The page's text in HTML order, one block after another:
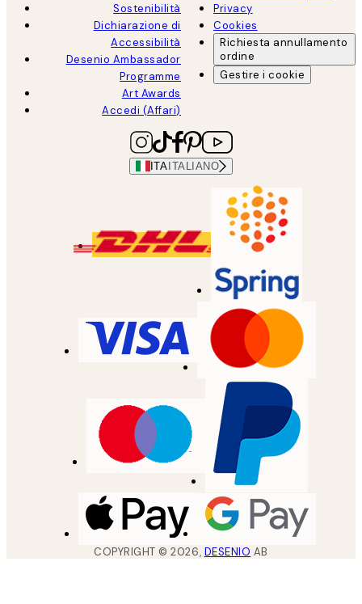
Sostenibilità
Dichiarazione di
Accessibilità
Desenio Ambassador
Programme
Art Awards
Accedi (Affari)
Privacy
Cookies
Richiesta annullamento
ordine
Gestire i cookie
ITA ITALIANO
COPYRIGHT ©2026, DESENIO AB